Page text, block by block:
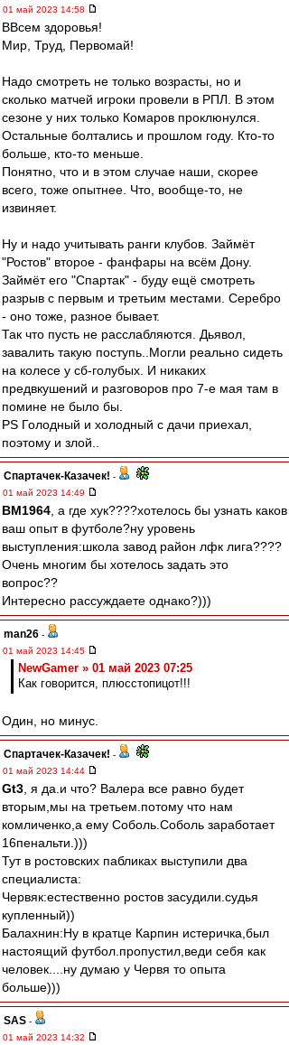
01 май 2023 14:58
ВВсем здоровья!
Мир, Труд, Первомай!
Надо смотреть не только возрасты, но и
сколько матчей игроки провели в РПЛ. В этом
сезоне у них только Комаров проклюнулся.
Остальные болтались и прошлом году. Кто-то
больше, кто-то меньше.
Понятно, что и в этом случае наши, скорее
всего, тоже опытнее. Что, вообще-то, не
извиняет.
Ну и надо учитывать ранги клубов. Займёт
"Ростов" второе - фанфары на всём Дону.
Займёт его "Спартак" - буду ещё смотреть
разрыв с первым и третьим местами. Серебро
- оно тоже, разное бывает.
Так что пусть не расслабляются. Дьявол,
завалить такую поступь..Могли реально сидеть
на колесе у сб-голубых. И никаких
предвкушений и разговоров про 7-е мая там в
помине не было бы.
PS Голодный и холодный с дачи приехал,
поэтому и злой..
Спартачек-Казачек! -
01 май 2023 14:49
BM1964 , а где хук????хотелось бы узнать каков
ваш опыт в футболе?ну уровень
выступления:школа завод район лфк лига????
Очень многим бы хотелось задать это
вопрос??
Интересно рассуждаете однако?)))
man26 -
01 май 2023 14:45
NewGamer » 01 май 2023 07:25
Как говорится, плюсстопицот!!!
Один, но минус.
Спартачек-Казачек! -
01 май 2023 14:44
Gt3 , я да.и что? Валера все равно будет
вторым,мы на третьем.потому что нам
комличенко,а ему Соболь.Соболь заработает
16пенальти.)))
Тут в ростовских пабликах выступили два
специалиста:
Червяк:естественно ростов засудили.судья
купленный))
Балахнин:Ну в кратце Карпин истеричка,был
настоящий футбол.пропустил,веди себя как
человек....ну думаю у Червя то опыта
больше)))
SAS -
01 май 2023 14:32